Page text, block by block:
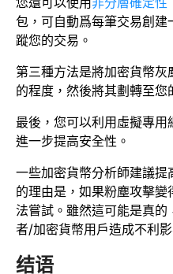
包，可自動爲每筆交易創
蹤您的交易。
第三種方法是將加密貨幣
的程度，然後將其劃轉至您
最後，您可以利用虛擬專用
進一步提高安全性。
一些加密貨幣分析師建議
的理由是，如果粉塵攻擊
法嘗試。雖然這可能是真
者/加密貨幣用戶造成不利影
结语